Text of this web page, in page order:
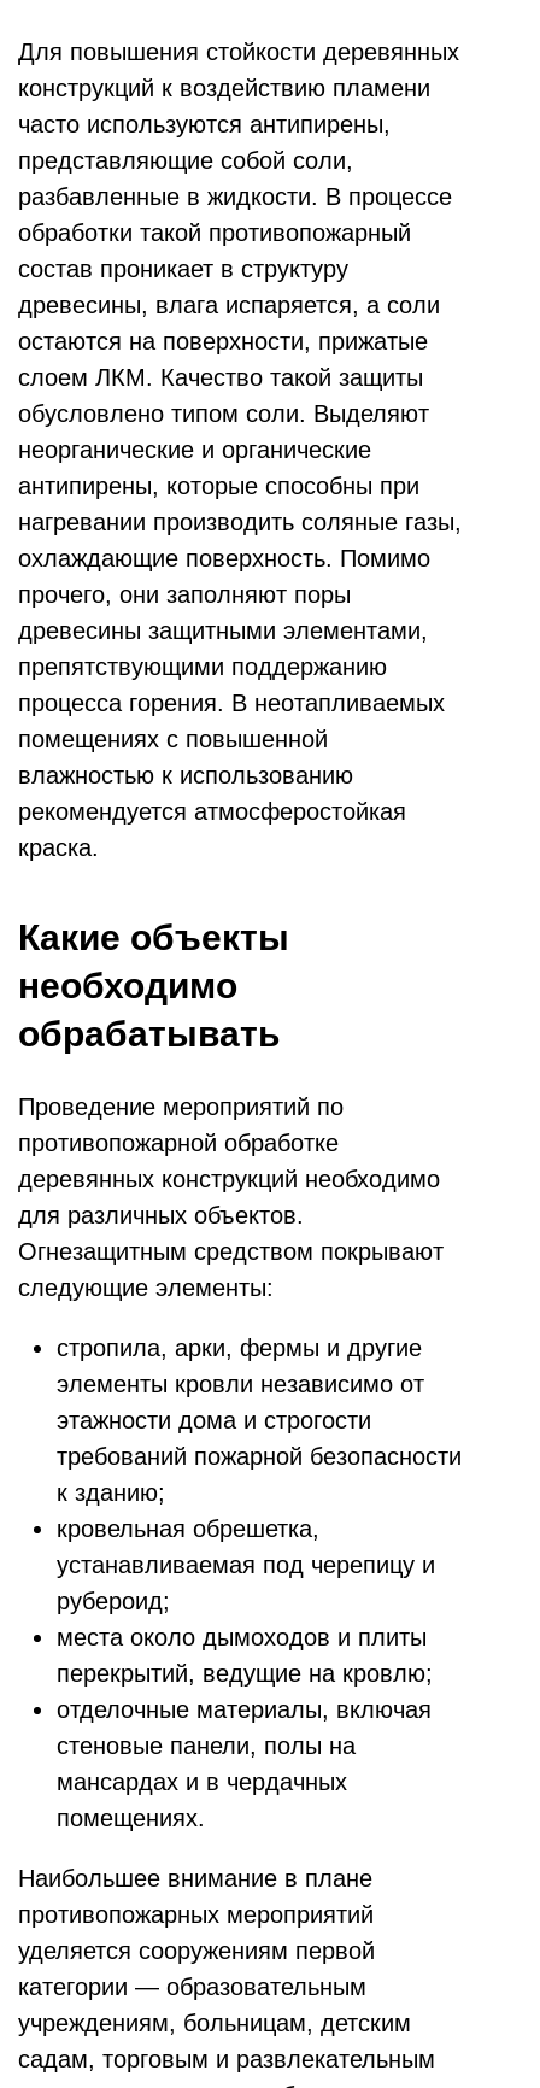
Для повышения стойкости деревянных
конструкций к воздействию пламени
часто используются антипирены,
представляющие собой соли,
разбавленные в жидкости. В процессе
обработки такой противопожарный
состав проникает в структуру
древесины, влага испаряется, а соли
остаются на поверхности, прижатые
слоем ЛКМ. Качество такой защиты
обусловлено типом соли. Выделяют
неорганические и органические
антипирены, которые способны при
нагревании производить соляные газы,
охлаждающие поверхность. Помимо
прочего, они заполняют поры
древесины защитными элементами,
препятствующими поддержанию
процесса горения. В неотапливаемых
помещениях с повышенной
влажностью к использованию
рекомендуется атмосферостойкая
краска.
Какие объекты
необходимо
обрабатывать
Проведение мероприятий по
противопожарной обработке
деревянных конструкций необходимо
для различных объектов.
Огнезащитным средством покрывают
следующие элементы:
стропила, арки, фермы и другие
элементы кровли независимо от
этажности дома и строгости
требований пожарной безопасности
к зданию;
кровельная обрешетка,
устанавливаемая под черепицу и
рубероид;
места около дымоходов и плиты
перекрытий, ведущие на кровлю;
отделочные материалы, включая
стеновые панели, полы на
мансардах и в чердачных
помещениях.
Наибольшее внимание в плане
противопожарных мероприятий
уделяется сооружениям первой
категории — образовательным
учреждениям, больницам, детским
садам, торговым и развлекательным